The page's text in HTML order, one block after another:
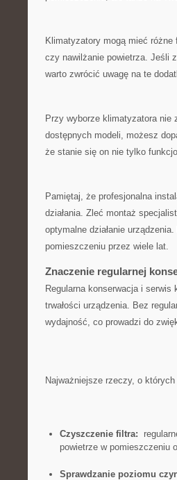
Klimatyzatory mogą mieć
czy ‍nawilżanie‍ powietrza. Jeśli
warto zwrócić​ uwagę na te
Przy wyborze klimatyzatora nie
dostępnych modeli, ‌możesz‌
że ⁤stanie ⁤się on nie tylko
Pamiętaj,⁤ że profesjonalna
działania.⁢ Zleć montaż
optymalne działanie
pomieszczeniu przez wiele lat.
Znaczenie regularnej
Regularna konserwacja i
trwałości urządzenia. Bez
wydajność, co prowadzi ​do
Najważniejsze rzeczy, o
Czyszczenie​ filtra:
powietrze ‌w pomieszczeniu
Sprawdzanie ⁣poziomu